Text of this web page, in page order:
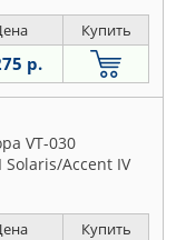
Купить
р.
VT-030
Solaris/Accent IV
Купить